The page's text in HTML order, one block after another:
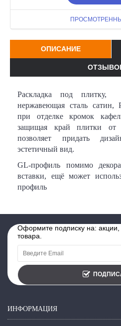
ОПИСАНИЕ
Раскладка под
нержавеющая сталь сатин,
при отделке кромок
защищая край плитки от
позволяет придать
эстетичный вид.
GL-профиль помимо
вставки, ещё может
профиль
Оформите подписку на: акции,
товара.
ИНФОРМАЦИЯ